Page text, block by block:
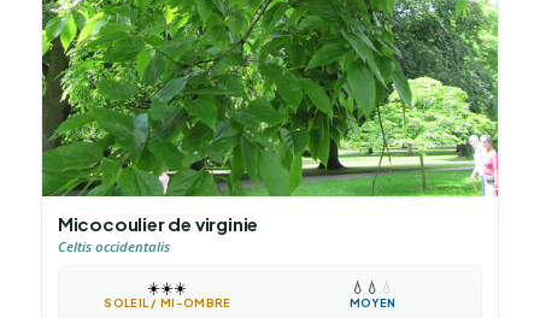
Micocoulier de virginie
Celtis occidentalis
☀️☀️☀️
SOLEIL / MI-OMBRE
💧 💧 💧
MOYEN